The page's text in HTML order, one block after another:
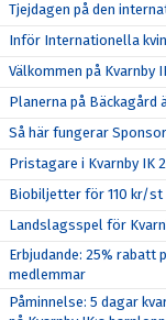
Tjejdagen på den
Inför Internationella
Välkommen på Kvarnby
Planerna på
Så här fungerar
Pristagare i Kvarnby IK
Biobiljetter för 110 kr/
Landslagsspel för
Erbjudande: 25% rabatt
medlemmar
Påminnelse: 5 dagar